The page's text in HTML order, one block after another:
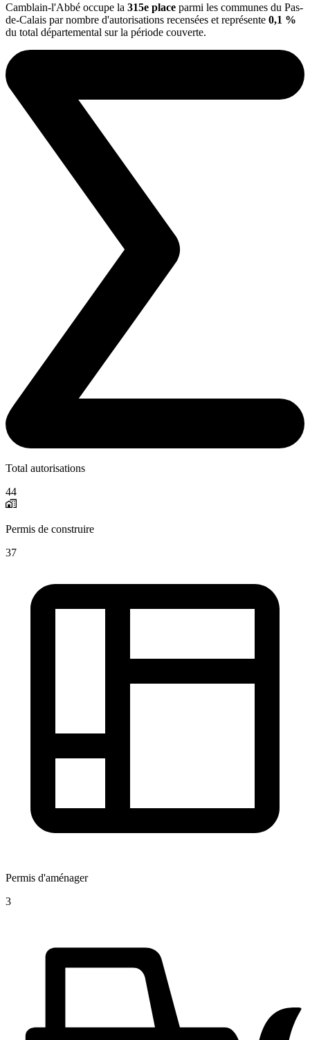
Camblain-l'Abbé occupe la 315e place parmi les communes du Pas-
de-Calais par nombre d'autorisations recensées et représente 0,1 %
du total départemental sur la période couverte.
Total autorisations
44
Permis de construire
37
Permis d'aménager
3